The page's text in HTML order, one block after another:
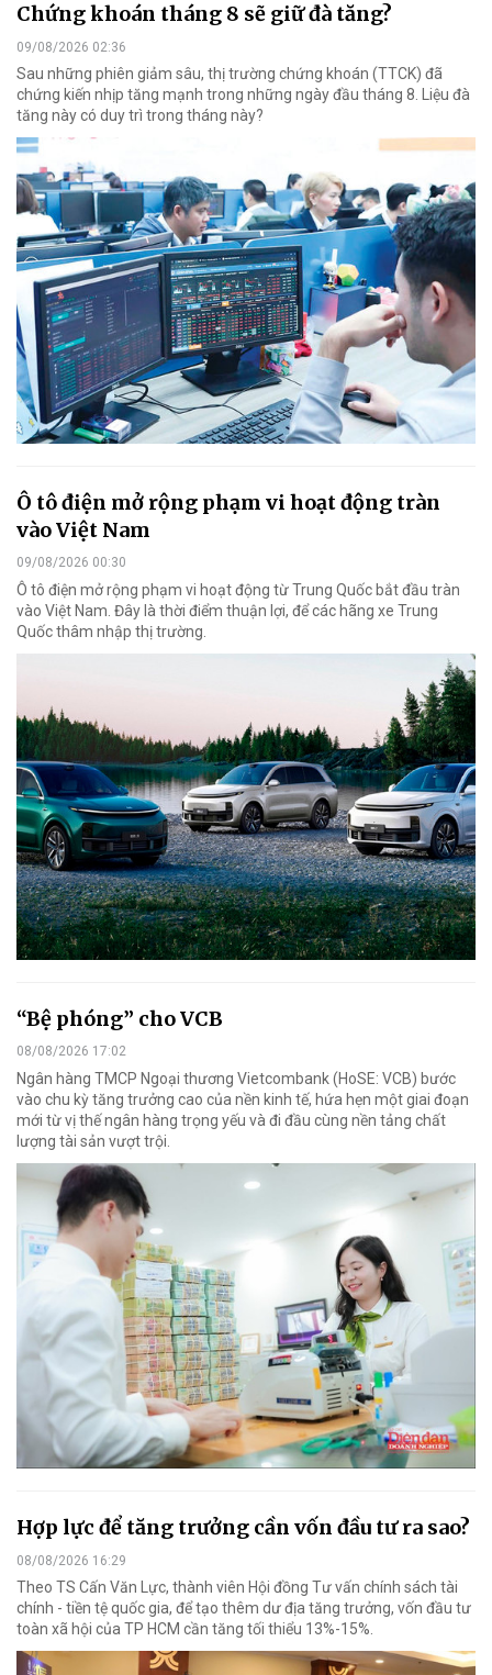
Chứng khoán tháng 8 sẽ giữ đà tăng?
09/08/2026 02:36
Sau những phiên giảm sâu, thị trường chứng khoán (TTCK) đã
chứng kiến nhịp tăng mạnh trong những ngày đầu tháng 8. Liệu đà
tăng này có duy trì trong tháng này?
Ô tô điện mở rộng phạm vi hoạt động tràn
vào Việt Nam
09/08/2026 00:30
Ô tô điện mở rộng phạm vi hoạt động từ Trung Quốc bắt đầu tràn
vào Việt Nam. Đây là thời điểm thuận lợi, để các hãng xe Trung
Quốc thâm nhập thị trường.
“Bệ phóng” cho VCB
08/08/2026 17:02
Ngân hàng TMCP Ngoại thương Vietcombank (HoSE: VCB) bước
vào chu kỳ tăng trưởng cao của nền kinh tế, hứa hẹn một giai đoạn
mới từ vị thế ngân hàng trọng yếu và đi đầu cùng nền tảng chất
lượng tài sản vượt trội.
Hợp lực để tăng trưởng cần vốn đầu tư ra sao?
08/08/2026 16:29
Theo TS Cấn Văn Lực, thành viên Hội đồng Tư vấn chính sách tài
chính - tiền tệ quốc gia, để tạo thêm dư địa tăng trưởng, vốn đầu tư
toàn xã hội của TP HCM cần tăng tối thiểu 13%-15%.